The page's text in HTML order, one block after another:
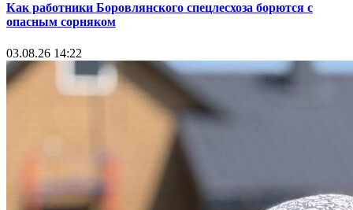
Как работники Боровлянского спецлесхоза борются с
опасным сорняком
03.08.26 14:22